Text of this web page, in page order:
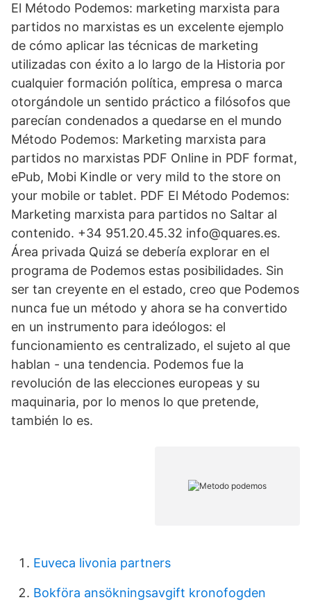
El Método Podemos: marketing marxista para
partidos no marxistas es un excelente ejemplo
de cómo aplicar las técnicas de marketing
utilizadas con éxito a lo largo de la Historia por
cualquier formación política, empresa o marca
otorgándole un sentido práctico a filósofos que
parecían condenados a quedarse en el mundo
Método Podemos: Marketing marxista para
partidos no marxistas PDF Online in PDF format,
ePub, Mobi Kindle or very mild to the store on
your mobile or tablet. PDF El Método Podemos:
Marketing marxista para partidos no Saltar al
contenido. +34 951.20.45.32 info@quares.es.
Área privada Quizá se debería explorar en el
programa de Podemos estas posibilidades. Sin
ser tan creyente en el estado, creo que Podemos
nunca fue un método y ahora se ha convertido
en un instrumento para ideólogos: el
funcionamiento es centralizado, el sujeto al que
hablan - una tendencia. Podemos fue la
revolución de las elecciones europeas y su
maquinaria, por lo menos lo que pretende,
también lo es.
Euveca livonia partners
Bokföra ansökningsavgift kronofogden